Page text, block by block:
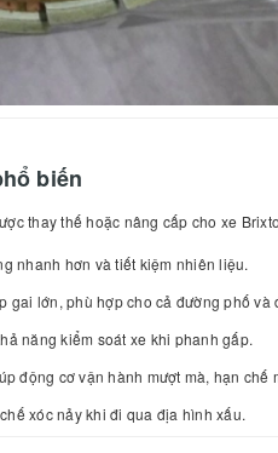
biến
thay thế hoặc nâng cấp cho xe
nhanh hơn và tiết kiệm nhiên liệu.
gai lớn, phù hợp cho cả đường phố và
năng kiểm soát xe khi phanh gấp.
động cơ vận hành mượt mà, hạn chế
xóc nảy khi đi qua địa hình xấu.